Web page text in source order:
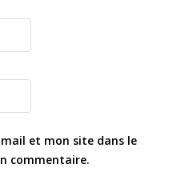
et mon site dans le
commentaire.